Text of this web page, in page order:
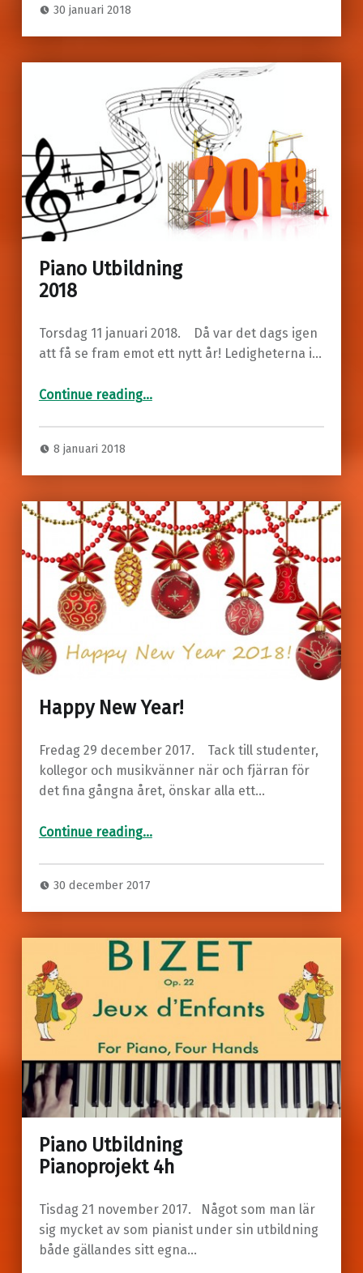
30 januari 2018
Piano Utbildning
2018
Torsdag 11 januari 2018. Då var det dags igen
att få se fram emot ett nytt år! Ledigheterna i…
Continue reading…
8 januari 2018
Happy New Year!
Fredag 29 december 2017. Tack till studenter,
kollegor och musikvänner när och fjärran för
det fina gångna året, önskar alla ett…
Continue reading…
30 december 2017
Piano Utbildning
Pianoprojekt 4h
Tisdag 21 november 2017. Något som man lär
sig mycket av som pianist under sin utbildning
både gällandes sitt egna…